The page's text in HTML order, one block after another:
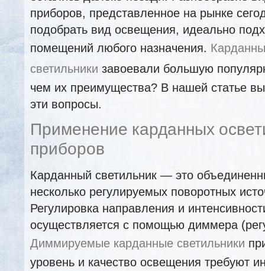
приборов, представленное на рынке
подобрать вид освещения, идеально
помещений любого назначения.
светильники завоевали большую
чем их преимущества? В нашей статье
эти вопросы.
Применение карданных
приборов
Карданный светильник — это
несколько регулируемых поворотных
Регулировка направления и
осуществляется с помощью диммера
Диммируемые карданные светильники
уровень и качество освещения требуют